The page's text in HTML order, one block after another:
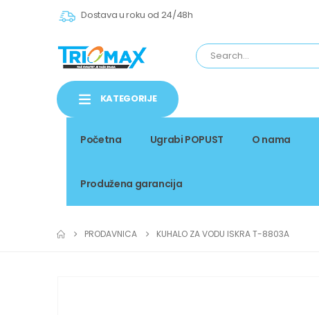
Dostava u roku od 24/48h
KATEGORIJE
Početna Ugrabi POPUST O nama
Produžena garancija
PRODAVNICA KUHALO ZA VODU ISKRA T-8803A